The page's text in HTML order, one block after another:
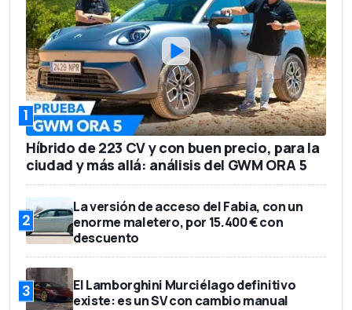
1
Híbrido de 223 CV y con buen precio, para la
ciudad y más allá: análisis del GWM ORA 5
2
La versión de acceso del Fabia, con un
enorme maletero, por 15.400 € con
descuento
3
El Lamborghini Murciélago definitivo
existe: es un SV con cambio manual